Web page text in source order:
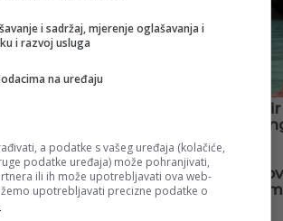
i sadržaj, mjerenje oglašavanja i
i razvoj usluga
na uređaju
a podatke s vašeg uređaja (kolačiće,
podatke uređaja) može pohranjivati,
ili ih može upotrebljavati ova web-
upotrebljavati precizne podatke o